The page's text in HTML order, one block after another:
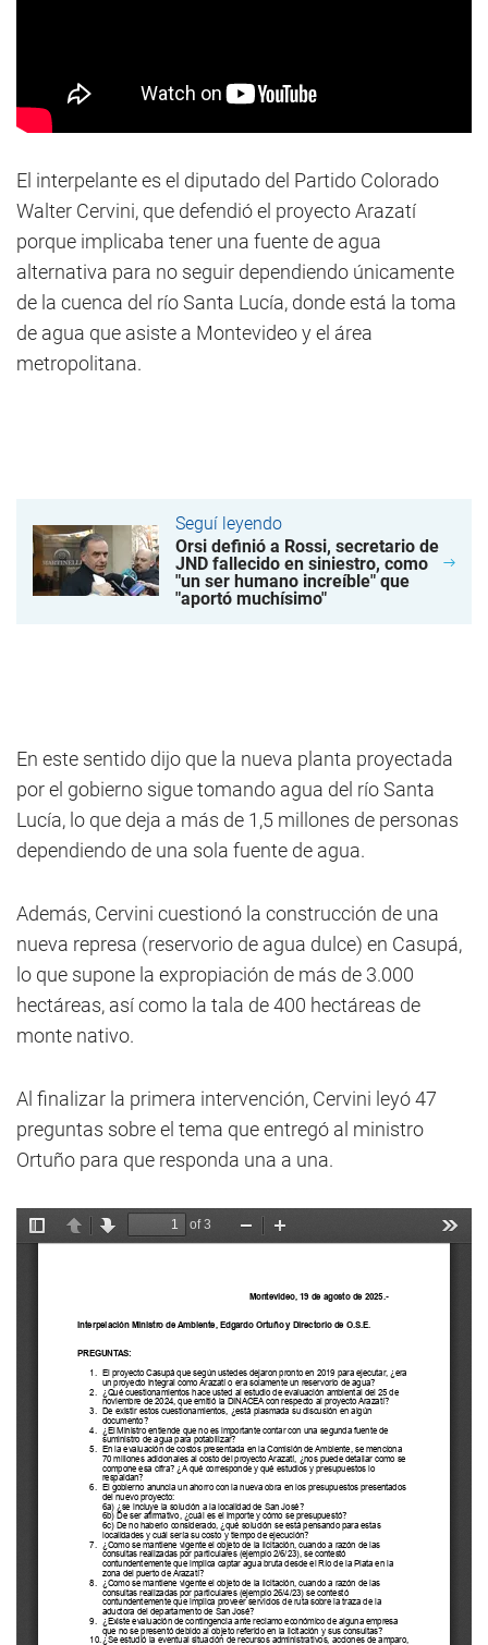
El interpelante es el diputado del Partido Colorado
Walter Cervini, que defendió el proyecto Arazatí
porque implicaba tener una fuente de agua
alternativa para no seguir dependiendo únicamente
de la cuenca del río Santa Lucía, donde está la toma
de agua que asiste a Montevideo y el área
metropolitana.
Seguí leyendo
Orsi definió a Rossi, secretario de
JND fallecido en siniestro, como
"un ser humano increíble" que
"aportó muchísimo"
En este sentido dijo que la nueva planta proyectada
por el gobierno sigue tomando agua del río Santa
Lucía, lo que deja a más de 1,5 millones de personas
dependiendo de una sola fuente de agua.
Además, Cervini cuestionó la construcción de una
nueva represa (reservorio de agua dulce) en Casupá,
lo que supone la expropiación de más de 3.000
hectáreas, así como la tala de 400 hectáreas de
monte nativo.
Al finalizar la primera intervención, Cervini leyó 47
preguntas sobre el tema que entregó al ministro
Ortuño para que responda una a una.